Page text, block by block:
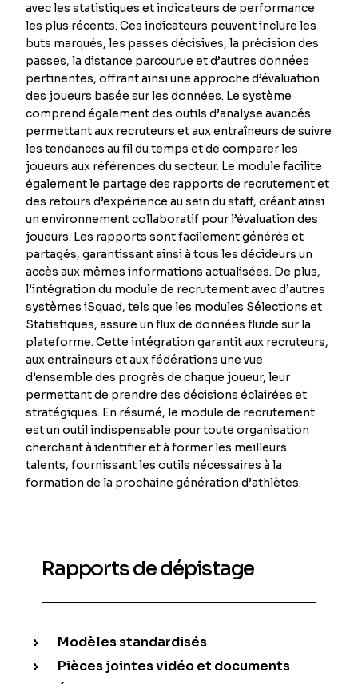
avec les statistiques et indicateurs de performance
les plus récents. Ces indicateurs peuvent inclure les
buts marqués, les passes décisives, la précision des
passes, la distance parcourue et d’autres données
pertinentes, offrant ainsi une approche d’évaluation
des joueurs basée sur les données. Le système
comprend également des outils d’analyse avancés
permettant aux recruteurs et aux entraîneurs de suivre
les tendances au fil du temps et de comparer les
joueurs aux références du secteur. Le module facilite
également le partage des rapports de recrutement et
des retours d’expérience au sein du staff, créant ainsi
un environnement collaboratif pour l’évaluation des
joueurs. Les rapports sont facilement générés et
partagés, garantissant ainsi à tous les décideurs un
accès aux mêmes informations actualisées. De plus,
l’intégration du module de recrutement avec d’autres
systèmes iSquad, tels que les modules Sélections et
Statistiques, assure un flux de données fluide sur la
plateforme. Cette intégration garantit aux recruteurs,
aux entraîneurs et aux fédérations une vue
d’ensemble des progrès de chaque joueur, leur
permettant de prendre des décisions éclairées et
stratégiques. En résumé, le module de recrutement
est un outil indispensable pour toute organisation
cherchant à identifier et à former les meilleurs
talents, fournissant les outils nécessaires à la
formation de la prochaine génération d’athlètes.
Rapports de dépistage
Modèles standardisés
Pièces jointes vidéo et documents